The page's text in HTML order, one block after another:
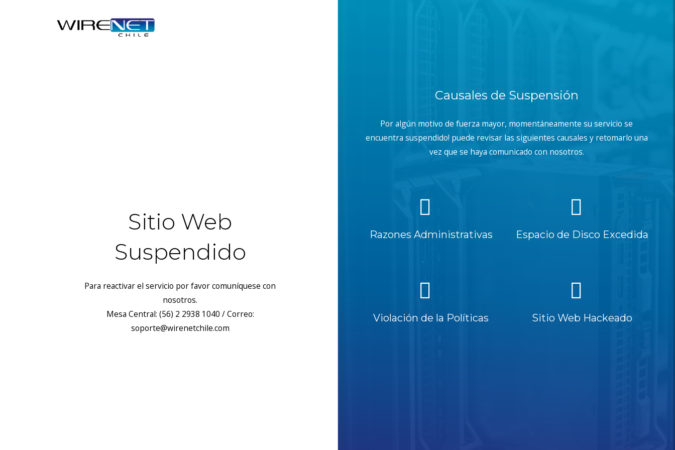
Sitio Web
Suspendido
Para reactivar el servicio por favor comuníquese con
nosotros.
Mesa Central: (56) 2 2938 1040 / Correo:
soporte@wirenetchile.com
Causales de Suspensión
Por algún motivo de fuerza mayor, momentáneamente su servicio se
encuentra suspendido! puede revisar las siguientes causales y retomarlo una
vez que se haya comunicado con nosotros.
Razones Administrativas Espacio de Disco Excedida
Violación de la Políticas Sitio Web Hackeado